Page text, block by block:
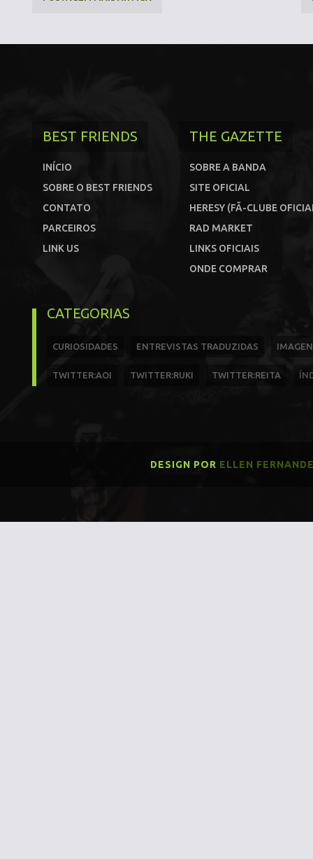
BEST FRIENDS
INÍCIO
SOBRE O BEST FRIENDS
CONTATO
PARCEIROS
LINK US
THE GAZETTE
SOBRE A BANDA
SITE OFICIAL
HERESY (FÃ-CLUBE
RAD MARKET
LINKS OFICIAIS
ONDE COMPRAR
CATEGORIAS
CURIOSIDADES ENTREVISTAS TRADUZIDAS
TWITTER:AOI TWITTER:RUKI TWITTER:REITA
DESIGN POR ELLEN